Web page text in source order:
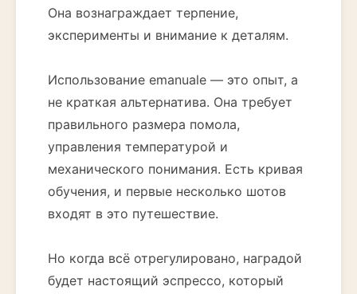
Она вознаграждает терпение,
эксперименты и внимание к деталям.
Использование emanuale — это опыт, а
не краткая альтернатива. Она требует
правильного размера помола,
управления температурой и
механического понимания. Есть кривая
обучения, и первые несколько шотов
входят в это путешествие.
Но когда всё отрегулировано, наградой
будет настоящий эспрессо, который